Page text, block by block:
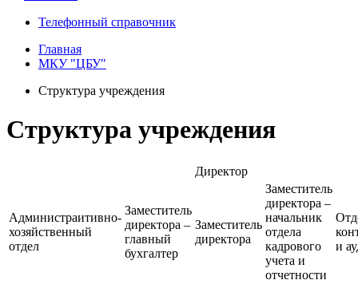
Телефонный справочник
Главная
МКУ "ЦБУ"
Структура учреждения
Структура учреждения
Директор
Администраитивно-
хозяйственный
отдел
Заместитель
директора –
главный
бухгалтер
Заместитель
директора
Заместитель
директора –
начальник
отдела
кадрового
учета и
отчетности
и